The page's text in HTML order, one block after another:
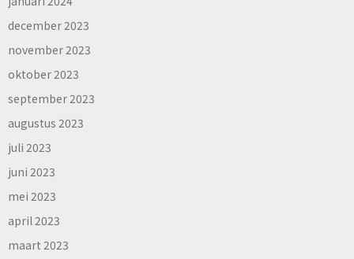
december 2023
november 2023
oktober 2023
september 2023
augustus 2023
juli 2023
juni 2023
mei 2023
april 2023
maart 2023